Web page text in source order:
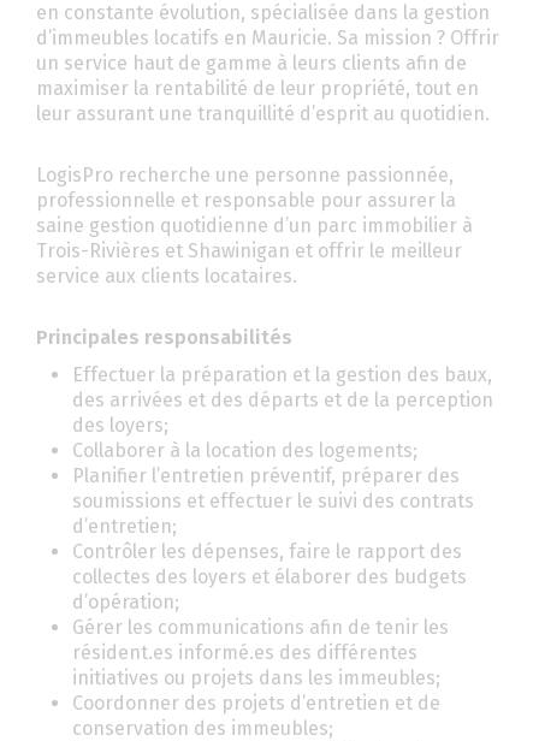
en constante évolution, spécialisée dans la gestion
d’immeubles locatifs en Mauricie. Sa mission ? Offrir
un service haut de gamme à leurs clients afin de
maximiser la rentabilité de leur propriété, tout en
leur assurant une tranquillité d’esprit au quotidien.
LogisPro recherche une personne passionnée,
professionnelle et responsable pour assurer la
saine gestion quotidienne d’un parc immobilier à
Trois-Rivières et Shawinigan et offrir le meilleur
service aux clients locataires.
Principales responsabilités
Effectuer la préparation et la gestion des baux,
des arrivées et des départs et de la perception
des loyers;
Collaborer à la location des logements;
Planifier l’entretien préventif, préparer des
soumissions et effectuer le suivi des contrats
d’entretien;
Contrôler les dépenses, faire le rapport des
collectes des loyers et élaborer des budgets
d’opération;
Gérer les communications afin de tenir les
résident.es informé.es des différentes
initiatives ou projets dans les immeubles;
Coordonner des projets d’entretien et de
conservation des immeubles;